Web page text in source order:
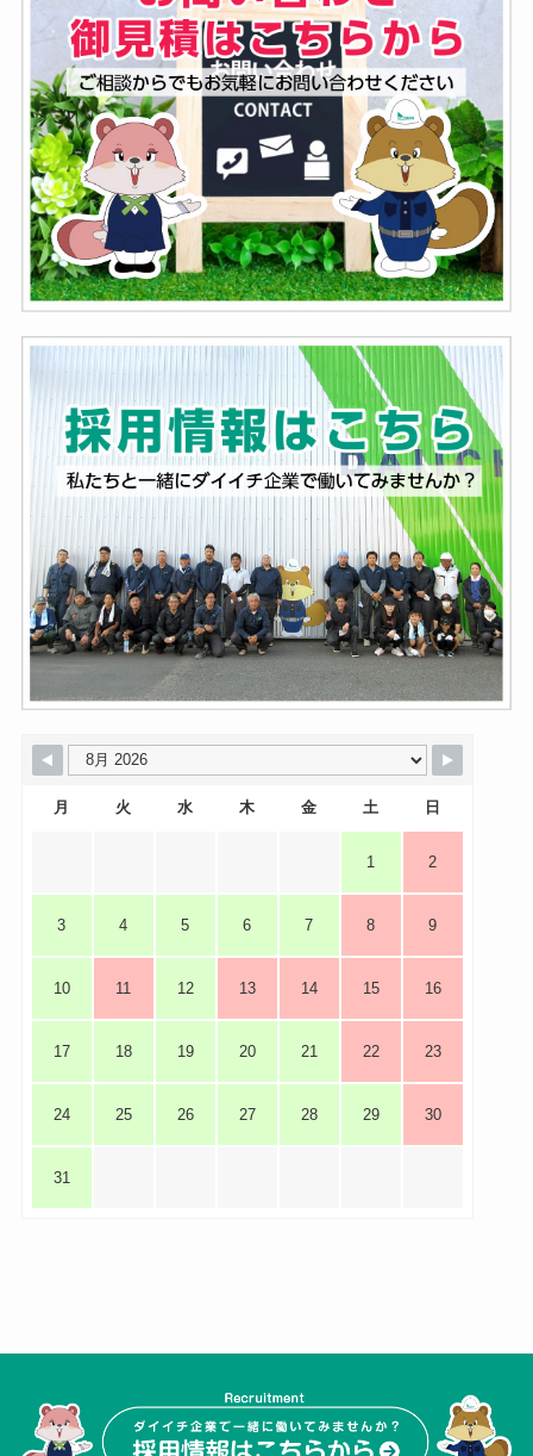
月 火 水 木 金 土 日
1 2
3 4 5 6 7 8 9
10 11 12 13 14 15 16
17 18 19 20 21 22 23
24 25 26 27 28 29 30
31